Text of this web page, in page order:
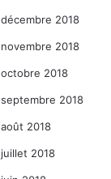
décembre 2018
novembre 2018
octobre 2018
septembre 2018
août 2018
juillet 2018